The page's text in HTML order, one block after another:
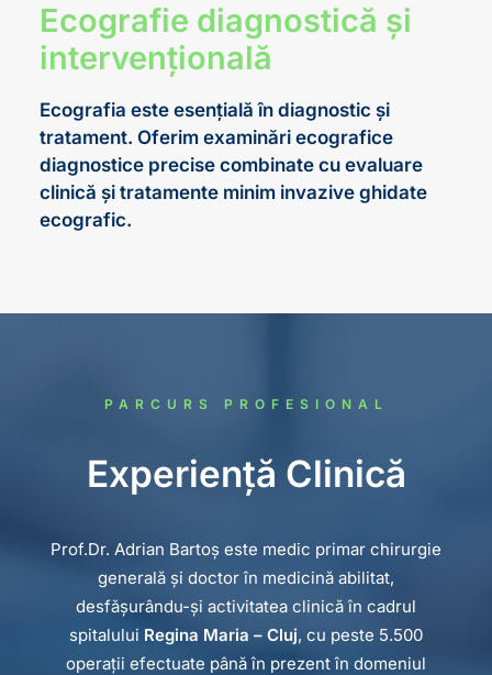
Ecografie diagnostică și
intervențională
Ecografia este esențială în diagnostic și
tratament. Oferim examinări ecografice
diagnostice precise combinate cu evaluare
clinică și tratamente minim invazive ghidate
ecografic.
PARCURS PROFESIONAL
Experiență Clinică
Prof.Dr. Adrian Bartoș este medic primar chirurgie
generală și doctor în medicină abilitat,
desfășurându-și activitatea clinică în cadrul
spitalului Regina Maria – Cluj, cu peste 5.500
operații efectuate până în prezent în domeniul